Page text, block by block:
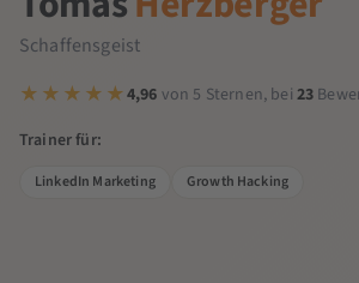
Schaffensgeist
4,96 von 5 Sternen, bei 23
Trainer für:
LinkedIn Marketing Growth Hacking